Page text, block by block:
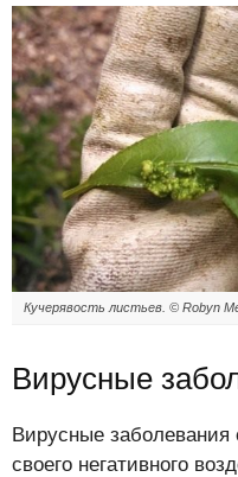
Кучерявость листьев. © Robyn
Вирусные
Вирусные заболевания
своего негативного